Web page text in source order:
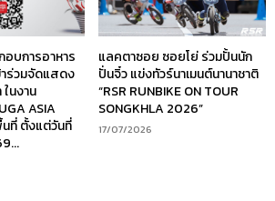
อบการอาหาร
าร่วมจัดแสดง
ในงาน
ASIA
ที่ ตั้งแต่วันที่
แลคตาซอย ซอยโย่ ร่วมปั้นนัก
ปั่นจิ๋ว แข่งทัวร์นาเมนต์นานาชาติ
“RSR RUNBIKE ON TOUR
SONGKHLA 2026”
17/07/2026